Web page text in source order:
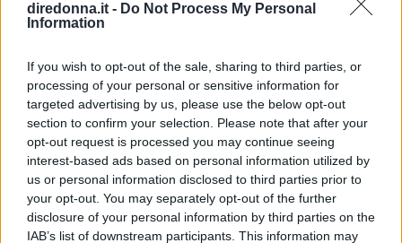
diredonna.it - Do Not Process My Personal
Information
If you wish to opt-out of the sale, sharing to third parties, or
processing of your personal or sensitive information for
targeted advertising by us, please use the below opt-out
section to confirm your selection. Please note that after your
opt-out request is processed you may continue seeing
interest-based ads based on personal information utilized by
us or personal information disclosed to third parties prior to
your opt-out. You may separately opt-out of the further
disclosure of your personal information by third parties on the
IAB’s list of downstream participants. This information may